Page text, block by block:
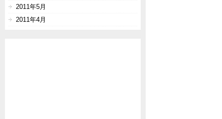
2011年5月
2011年4月